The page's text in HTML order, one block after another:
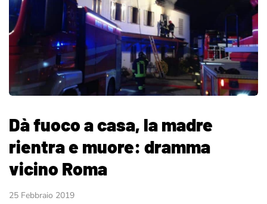
Dà fuoco a casa, la madre
rientra e muore: dramma
vicino Roma
25 Febbraio 2019